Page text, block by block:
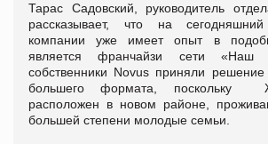
Тарас Садовский, руководитель
рассказывает, что на
компании уже имеет опыт в
является франчайзи сети «Наш
собственники Novus приняли решение
большего формата, поскольку
расположен в новом районе,
большей степени молодые семьи.